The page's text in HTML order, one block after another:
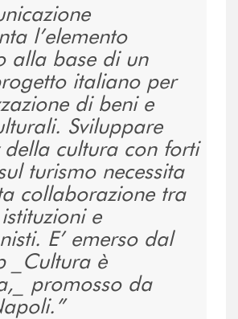
l’elemento
alla base di un
italiano per
di beni e
Sviluppare
della cultura con forti
turismo necessita
collaborazione tra
e
E’ emerso dal
_Cultura è
promosso da